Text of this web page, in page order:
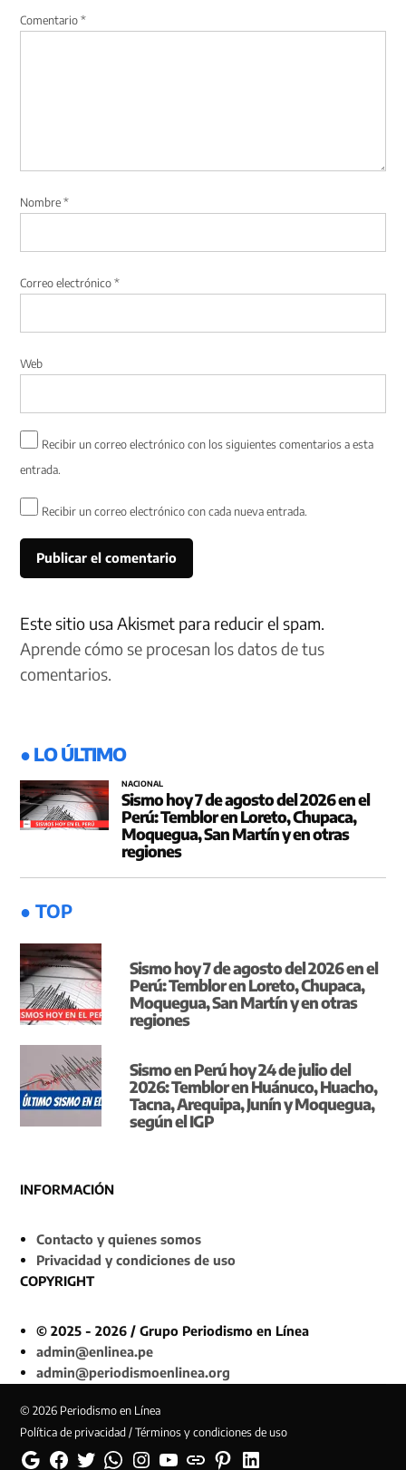
Comentario*
Nombre*
Correo electrónico*
Web
Recibir un correo electrónico con los siguientes comentarios a esta
entrada.
Recibir un correo electrónico con cada nueva entrada.
Este sitio usa Akismet para reducir el spam.
Aprende cómo se procesan los datos de tus
comentarios.
● LO ÚLTIMO
NACIONAL
Sismo hoy 7 de agosto del 2026 en el
Perú: Temblor en Loreto, Chupaca,
Moquegua, San Martín y en otras
regiones
● TOP
Sismo hoy 7 de agosto del 2026 en el
Perú: Temblor en Loreto, Chupaca,
Moquegua, San Martín y en otras
regiones
Sismo en Perú hoy 24 de julio del
2026: Temblor en Huánuco, Huacho,
Tacna, Arequipa, Junín y Moquegua,
según el IGP
INFORMACIÓN
Contacto y quienes somos
Privacidad y condiciones de uso
COPYRIGHT
© 2025 - 2026 / Grupo Periodismo en Línea
admin@enlinea.pe
admin@periodismoenlinea.org
© 2026 Periodismo en Línea
Política de privacidad / Términos y condiciones de uso
GoogleFacebookTwitterWhatsappInstagramYouTubeWeb PinterestLinkedin